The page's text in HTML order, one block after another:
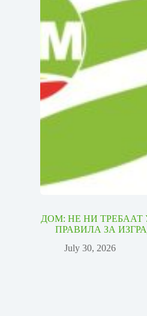
ДОМ: НЕ НИ ТРЕБААТ
ПРАВИЛА ЗА
July 30, 2026